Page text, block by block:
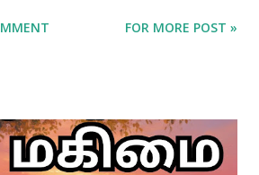
உண்மையில் கல்லினால் செய்யப்பட்ட
அவர்களைப் பின்பற்றிச் செல்வோரும்
பொருளுரை ஸ்ரீமத் பாகவதம் (11.20.17)
FOR MORE POST »